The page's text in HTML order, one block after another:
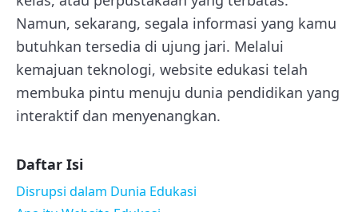
Namun, sekarang, segala informasi yang kamu
butuhkan tersedia di ujung jari. Melalui
kemajuan teknologi, website edukasi telah
membuka pintu menuju dunia pendidikan yang
interaktif dan menyenangkan.
Daftar Isi
Disrupsi dalam Dunia Edukasi